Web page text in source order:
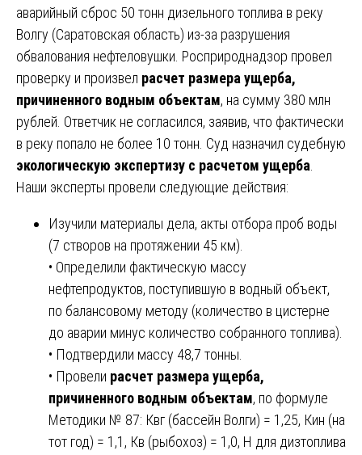
аварийный сброс 50 тонн дизельного топлива в реку
Волгу (Саратовская область) из-за разрушения
обвалования нефтеловушки. Росприроднадзор провел
проверку и произвел расчет размера ущерба,
причиненного водным объектам, на сумму 380 млн
рублей. Ответчик не согласился, заявив, что фактически
в реку попало не более 10 тонн. Суд назначил судебную
экологическую экспертизу с расчетом ущерба
Наши эксперты провели следующие действия:
Изучили материалы дела, акты отбора проб воды
(7 створов на протяжении 45 км).
• Определили фактическую массу
нефтепродуктов, поступившую в водный объект,
по балансовому методу (количество в цистерне
до аварии минус количество собранного топлива).
• Подтвердили массу 48,7 тонны.
• Провели расчет размера ущерба,
причиненного водным объектам, по формуле
Методики № 87: Квг (бассейн Волги) = 1,25, Кин (на
тот год) = 1,1, Кв (рыбохоз) = 1,0, Н для дизтоплива